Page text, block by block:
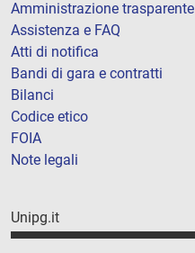
Amministrazione trasparente
Assistenza e FAQ
Atti di notifica
Bandi di gara e contratti
Bilanci
Codice etico
FOIA
Note legali
Unipg.it